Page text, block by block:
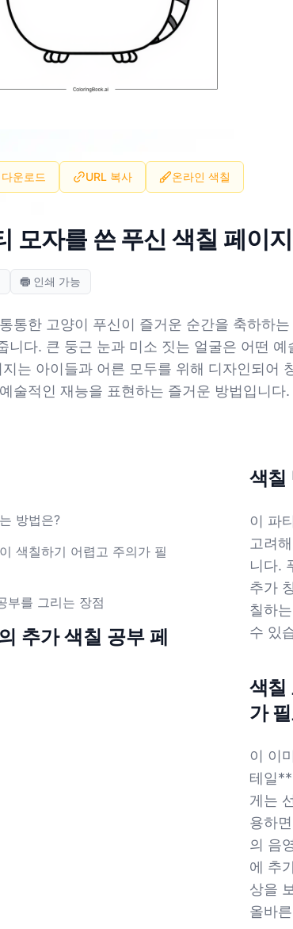
운로드 URL 복사 온라인 색칠
모자를 쓴 푸신 색칠 페이
인쇄 가능
통한 고양이 푸신이 즐거운 순간을 축하하
니다. 큰 둥근 눈과 미소 짓는 얼굴은 어떤
는 아이들과 어른 모두를 위해 디자인되
술적인 재능을 표현하는 즐거운 방법입니다.
방법은?
색칠하기 어렵고 주의가 필
부를 그리는 장점
추가 색칠 공부 페
색칠
이 파
고려
니다.
추가
칠하
수 있
색칠
가
이 이
테일
게는
용하
의 음
에 추
상을
올바